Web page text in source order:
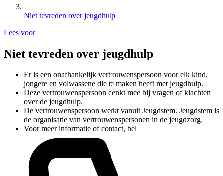
Niet tevreden over jeugdhulp
Lees voor
Niet tevreden over jeugdhulp
Er is een onafhankelijk vertrouwenspersoon voor elk kind,
jongere en volwassene die te maken heeft met jeugdhulp.
Deze vertrouwenspersoon denkt mee bij vragen of klachten
over de jeugdhulp.
De vertrouwenspersoon werkt vanuit Jeugdstem. Jeugdstem is
de organisatie van vertrouwenspersonen in de jeugdzorg.
Voor meer informatie of contact, bel